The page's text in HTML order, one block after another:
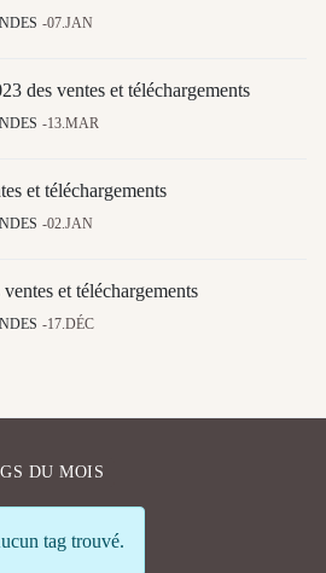
07.JAN
des ventes et téléchargements
13.MAR
et téléchargements
02.JAN
et téléchargements
17.DÉC
DU MOIS
tag trouvé.